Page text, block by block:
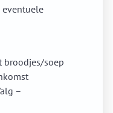
eventuele
soep
–